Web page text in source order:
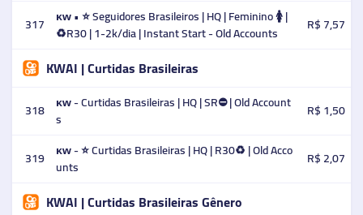
317
ᴋᴡ • ⭐ Seguidores Brasileiros | HQ | Feminino 🚺 |
♻️R30 | 1-2k/dia | Instant Start - Old Accounts
R$ 7,57
KWAI | Curtidas Brasileiras
318 ᴋᴡ - Curtidas Brasileiras | HQ | SR⛔ | Old Account
s
R$ 1,50
319 ᴋᴡ - ⭐ Curtidas Brasileiras | HQ | R30♻️ | Old Acco
unts
R$ 2,07
KWAI | Curtidas Brasileiras Gênero